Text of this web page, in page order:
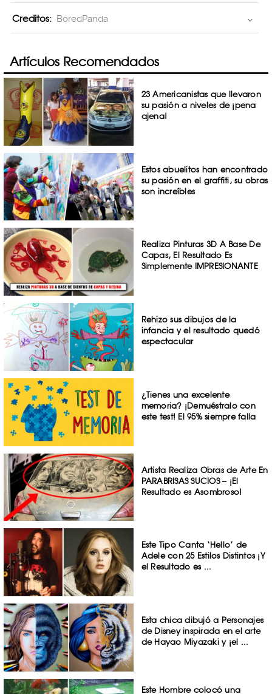
Creditos: BoredPanda
Artículos Recomendados
23 Americanistas que llevaron
su pasión a niveles de ¡pena
ajena!
Estos abuelitos han encontrado
su pasión en el graffiti, su obras
son increíbles
Realiza Pinturas 3D A Base De
Capas, El Resultado Es
Simplemente IMPRESIONANTE
Rehizo sus dibujos de la
infancia y el resultado quedó
espectacular
¿Tienes una excelente
memoria? ¡Demuéstralo con
este test! El 95% siempre falla
Artista Realiza Obras de Arte En
PARABRISAS SUCIOS – ¡El
Resultado es Asombroso!
Este Tipo Canta ‘Hello’ de
Adele con 25 Estilos Distintos ¡Y
el Resultado es ...
Esta chica dibujó a Personajes
de Disney inspirada en el arte
de Hayao Miyazaki y ¡el ...
Este Hombre colocó una